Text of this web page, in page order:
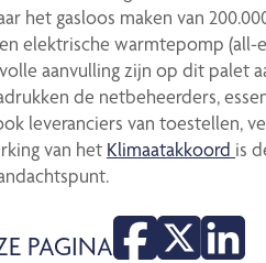
het gasloos maken van
elektrische warmtepomp
aanvulling zijn op dit palet
de netbeheerders,
leveranciers van toestellen,
van het Klimaatakkoord is
PAGINA